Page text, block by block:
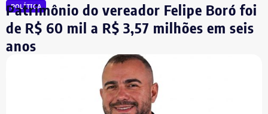
Além da recriação da pasta, também foi anunciada a
criação de um comitê formado por reitores de
universidades e integrantes da comunidade científica. O
grupo será responsável por estruturar o novo modelo da
secretaria e discutir suas atribuições.
“A nossa mobilização deu resultado. Fomos ouvidos e
POLÍTICA
Patrimônio do vereador Felipe Boró foi
de R$ 60 mil a R$ 3,57 milhões em seis
anos